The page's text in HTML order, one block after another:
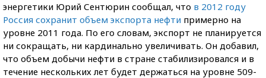
энергетики Юрий Сентюрин сообщал, что в 2012 году
Россия сохранит объем экспорта нефти примерно на
уровне 2011 года. По его словам, экспорт не планируется
ни сокращать, ни кардинально увеличивать. Он добавил,
что объем добычи нефти в стране стабилизировался и в
течение нескольких лет будет держаться на уровне 509-